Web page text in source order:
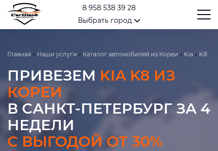
8 958 538 39 28
Выбрать город
Главная » Наши услуги » Каталог автомобилей из Кореи » Kia » K8
ПРИВЕЗЕМ KIA K8 ИЗ
КОРЕИ
В САНКТ-ПЕТЕРБУРГ ЗА 4
НЕДЕЛИ
С ВЫГОДОЙ ОТ 30%